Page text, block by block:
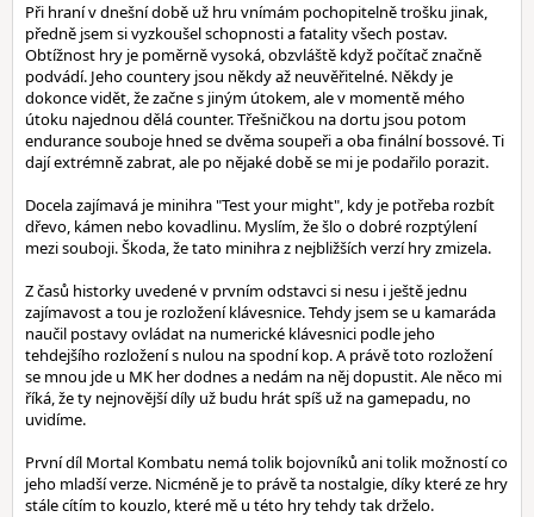
Při hraní v dnešní době už hru vnímám pochopitelně trošku jinak,
předně jsem si vyzkoušel schopnosti a fatality všech postav.
Obtížnost hry je poměrně vysoká, obzvláště když počítač značně
podvádí. Jeho countery jsou někdy až neuvěřitelné. Někdy je
dokonce vidět, že začne s jiným útokem, ale v momentě mého
útoku najednou dělá counter. Třešničkou na dortu jsou potom
endurance souboje hned se dvěma soupeři a oba finální bossové. Ti
dají extrémně zabrat, ale po nějaké době se mi je podařilo porazit.
Docela zajímavá je minihra "Test your might", kdy je potřeba rozbít
dřevo, kámen nebo kovadlinu. Myslím, že šlo o dobré rozptýlení
mezi souboji. Škoda, že tato minihra z nejbližších verzí hry zmizela.
Z časů historky uvedené v prvním odstavci si nesu i ještě jednu
zajímavost a tou je rozložení klávesnice. Tehdy jsem se u kamaráda
naučil postavy ovládat na numerické klávesnici podle jeho
tehdejšího rozložení s nulou na spodní kop. A právě toto rozložení
se mnou jde u MK her dodnes a nedám na něj dopustit. Ale něco mi
říká, že ty nejnovější díly už budu hrát spíš už na gamepadu, no
uvidíme.
První díl Mortal Kombatu nemá tolik bojovníků ani tolik možností co
jeho mladší verze. Nicméně je to právě ta nostalgie, díky které ze hry
stále cítím to kouzlo, které mě u této hry tehdy tak drželo.